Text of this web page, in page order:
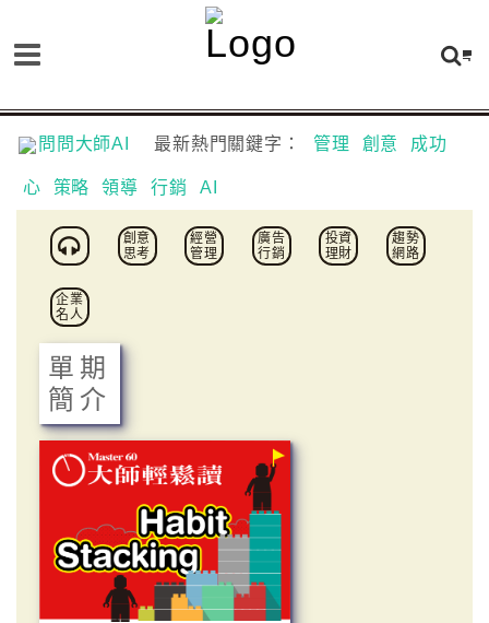
問問大師AI 最新熱門關鍵字： 管理 創意 成功
心 策略 領導 行銷 AI
創意
思考
經營
管理
廣告
行銷
投資
理財
趨勢
網路
企業
名人
單期
簡介